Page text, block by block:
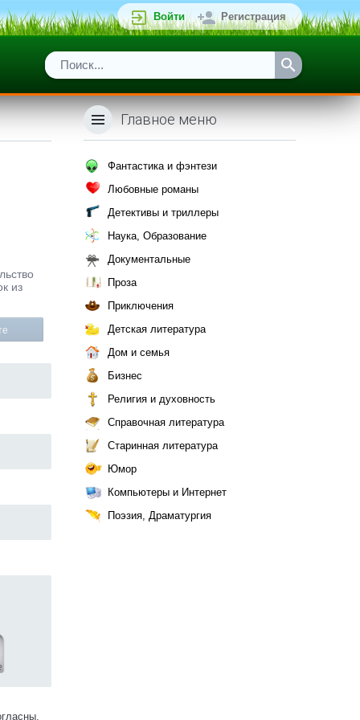
Войти Регистрация
из
Главное меню
Фантастика и фэнтези
Любовные романы
Детективы и триллеры
Наука, Образование
Документальные
Проза
Приключения
Детская литература
Дом и семья
Бизнес
Религия и духовность
Справочная литература
Старинная литература
Юмор
Компьютеры и Интернет
Поэзия, Драматургия